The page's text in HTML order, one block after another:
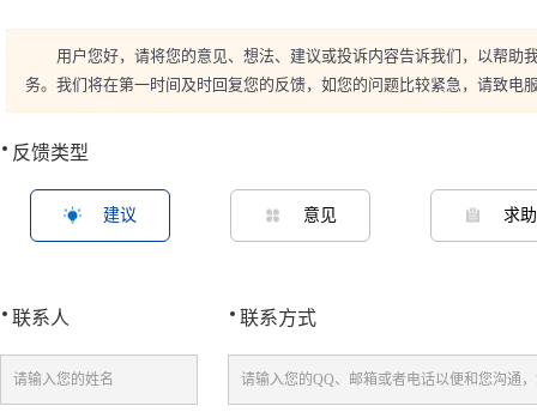
用户您好，请将您的意见、想法、建议或投诉内容告诉我们，以帮助
务。我们将在第一时间及时回复您的反馈，如您的问题比较紧急，请致电
反馈类型
建议 意见 求助
联系人 联系方式